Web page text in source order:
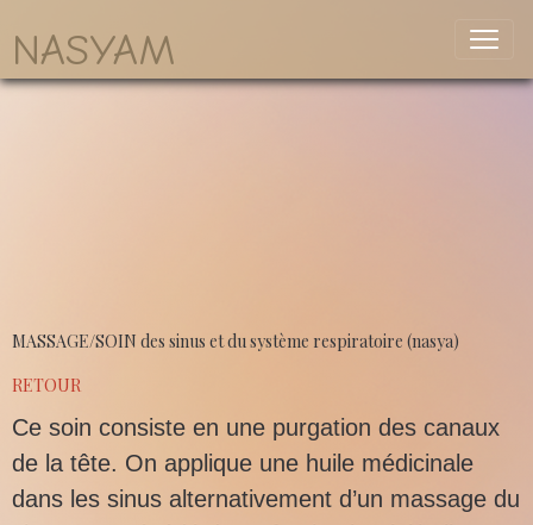
NASYAM
MASSAGE/SOIN des sinus et du système respiratoire (nasya)
RETOUR
Ce soin consiste en une purgation des canaux
de la tête. On applique une huile médicinale
dans les sinus alternativement d’un massage du